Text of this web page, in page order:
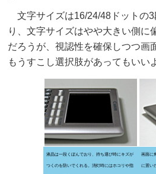
文字サイズは16/24/48ドットの
り、文字サイズはやや大きい側に
だろうが、視認性を確保しつつ画
もうすこし選択肢があってもいい
液晶は一段くぼんでおり、持ち運び時にキズが
つくのを防いでくれる。消灯時にはホコリや指
画面に
に置い